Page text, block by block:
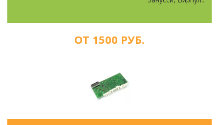
ОТ 1500 РУБ.